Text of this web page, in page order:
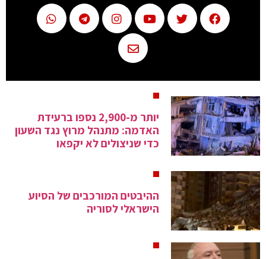
יותר מ-2,900 נספו ברעידת
האדמה: מתנהל מרוץ נגד השעון
כדי שניצולים לא יקפאו
ההיבטים המורכבים של הסיוע
הישראלי לסוריה